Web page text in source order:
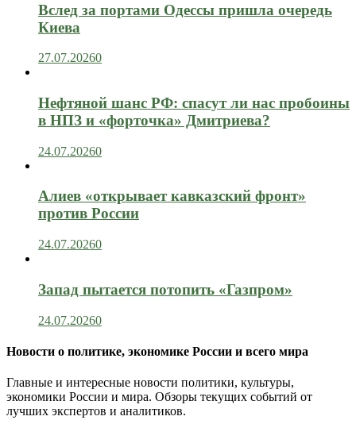
Вслед за портами Одессы пришла очередь
Киева
27.07.20260
Нефтяной шанс РФ: спасут ли нас пробоины
в НПЗ и «форточка» Дмитриева?
24.07.20260
Алиев «открывает кавказский фронт»
против России
24.07.20260
Запад пытается потопить «Газпром»
24.07.20260
Новости о политике, экономике России и всего мира
Главные и интересные новости политики, культуры,
экономики России и мира. Обзоры текущих событий от
лучших экспертов и аналитиков.